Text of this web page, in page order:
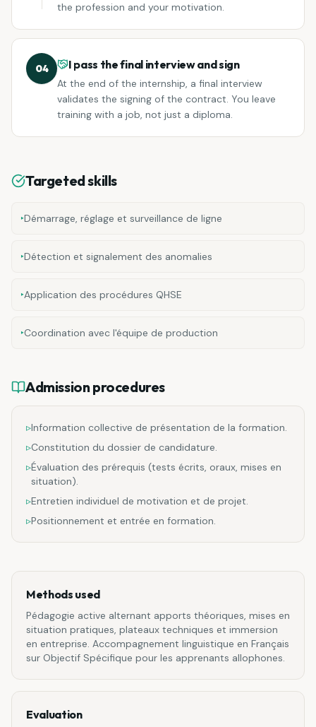
the profession and your motivation.
04 I pass the final interview and sign
At the end of the internship, a final interview
validates the signing of the contract. You leave
training with a job, not just a diploma.
Targeted skills
‣Démarrage, réglage et surveillance de ligne
‣Détection et signalement des anomalies
‣Application des procédures QHSE
‣Coordination avec l'équipe de production
Admission procedures
▹Information collective de présentation de la formation.
▹Constitution du dossier de candidature.
▹Évaluation des prérequis (tests écrits, oraux, mises en
situation).
▹Entretien individuel de motivation et de projet.
▹Positionnement et entrée en formation.
Methods used
Pédagogie active alternant apports théoriques, mises en
situation pratiques, plateaux techniques et immersion
en entreprise. Accompagnement linguistique en Français
sur Objectif Spécifique pour les apprenants allophones.
Evaluation